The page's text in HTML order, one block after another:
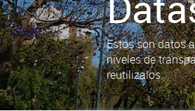
Estos son datos
niveles de
reutilizalos.